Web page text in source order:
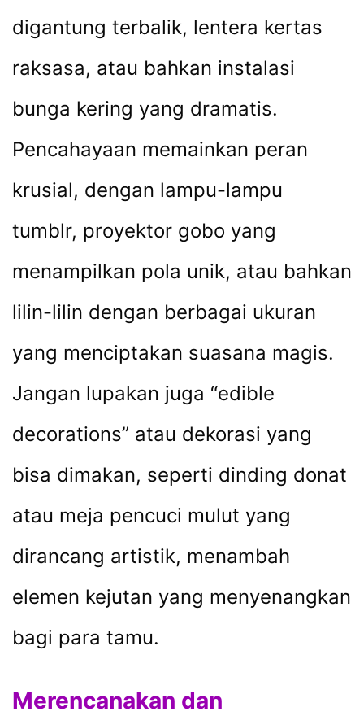
digantung terbalik, lentera kertas
raksasa, atau bahkan instalasi
bunga kering yang dramatis.
Pencahayaan memainkan peran
krusial, dengan lampu-lampu
tumblr, proyektor gobo yang
menampilkan pola unik, atau bahkan
lilin-lilin dengan berbagai ukuran
yang menciptakan suasana magis.
Jangan lupakan juga “edible
decorations” atau dekorasi yang
bisa dimakan, seperti dinding donat
atau meja pencuci mulut yang
dirancang artistik, menambah
elemen kejutan yang menyenangkan
bagi para tamu.
Merencanakan dan